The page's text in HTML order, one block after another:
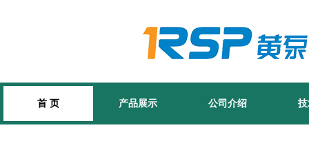
首 页 产品展示 公司介绍